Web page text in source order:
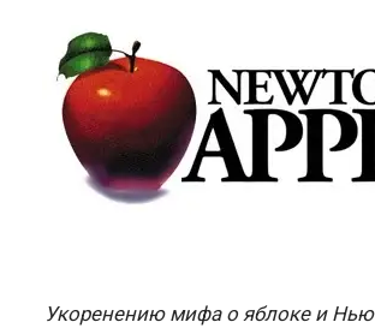
Укоренению мифа о яблоке и